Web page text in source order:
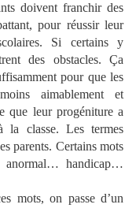
doivent franchir des
pour réussir leur
Si certains y
des obstacles. Ça
pour que les
aimablement et
que leur progéniture a
la classe. Les termes
parents. Certains mots
anormal… handicap…
mots, on passe d’un